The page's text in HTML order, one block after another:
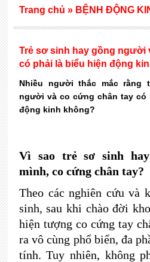
Trẻ sơ sinh hay gồng người
có phải là biểu hiện động
Nhiều người thắc mắc rằng
người và co cứng chân tay có
động kinh không?
Vì sao trẻ sơ sinh
mình, co cứng chân tay?
Theo các nghiên cứu và
sinh, sau khi chào đời
hiện tượng co cứng tay
ra vô cùng phổ biến, đa
tính. Tuy nhiên, không
Trang chủ » BỆNH ĐỘNG